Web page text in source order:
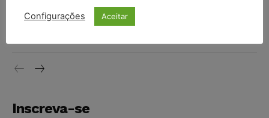
Justiça do Trabalho mantém justa causa de empregado que
vendia canetas emagrecedoras no local de trabalho
Inscreva-se
Configurações Aceitar